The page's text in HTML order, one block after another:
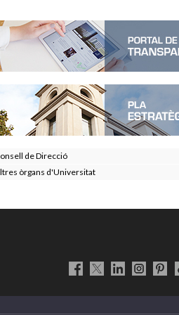
de Direcció
òrgans d'Universitat